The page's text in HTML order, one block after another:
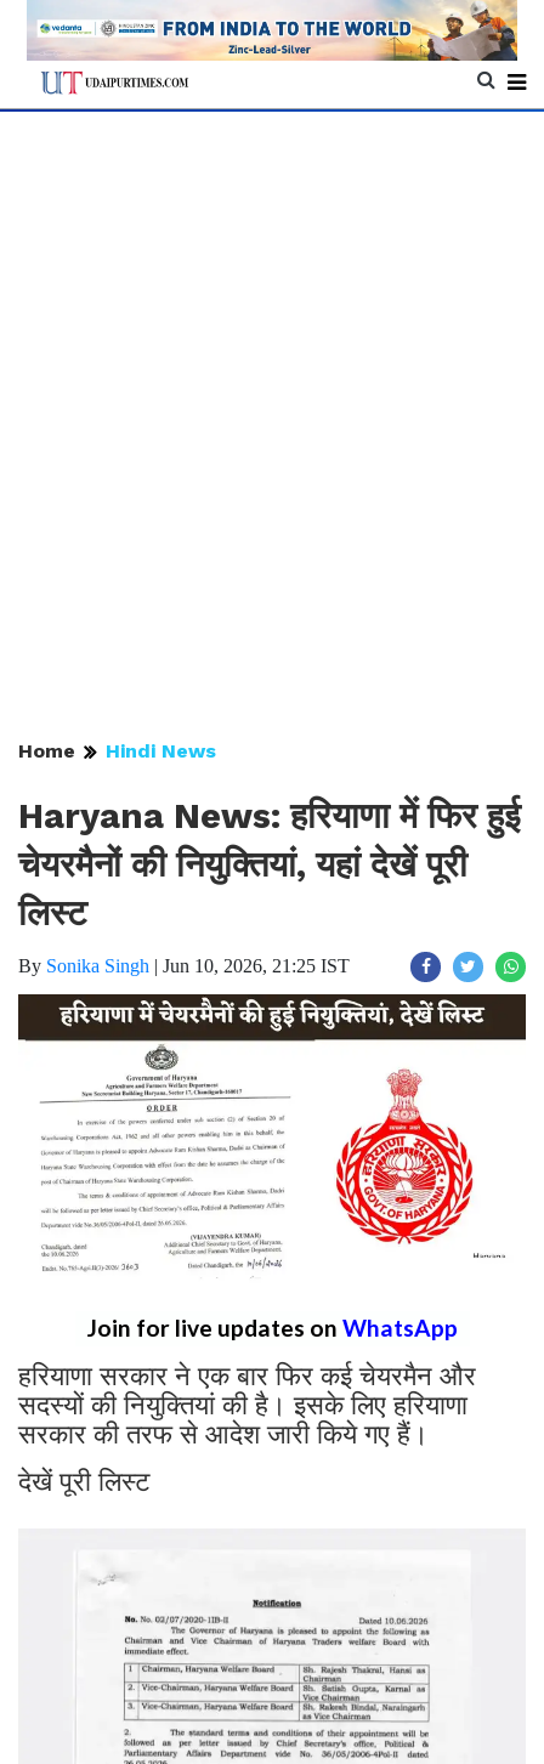
Home Hindi News
Haryana News: हरियाणा में फिर हुई
चेयरमैनों की नियुक्तियां, यहां देखें पूरी
लिस्ट
By Sonika Singh | Jun 10, 2026, 21:25 IST
Join for live updates on WhatsApp
हरियाणा सरकार ने एक बार फिर कई चेयरमैन और
सदस्यों की नियुक्तियां की है। इसके लिए हरियाणा
सरकार की तरफ से आदेश जारी किये गए हैं।
देखें पूरी लिस्ट